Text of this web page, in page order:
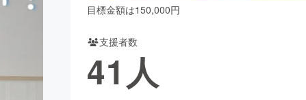
アニメ・漫画
ビューティー・ヘルスケア
目標金額は150,000円
支援者数
41 人